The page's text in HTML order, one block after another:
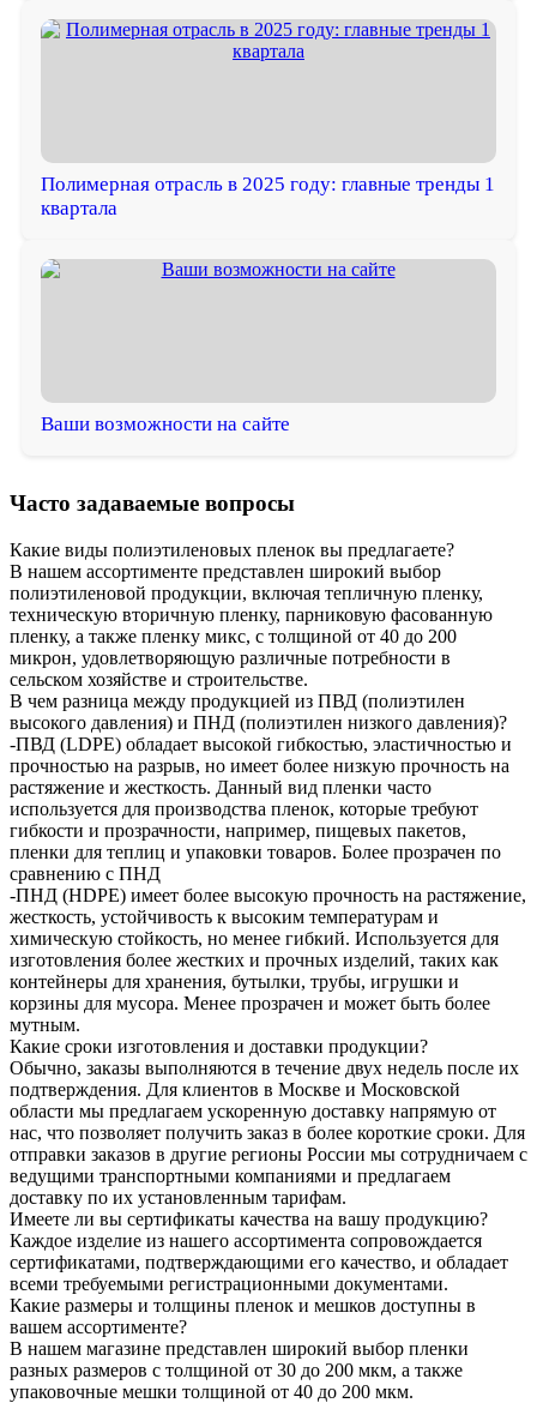
Полимерная отрасль в 2025 году: главные тренды 1
квартала
Ваши возможности на сайте
Часто задаваемые вопросы
Какие виды полиэтиленовых пленок вы предлагаете?
В нашем ассортименте представлен широкий выбор
полиэтиленовой продукции, включая тепличную пленку,
техническую вторичную пленку, парниковую фасованную
пленку, а также пленку микс, с толщиной от 40 до 200
микрон, удовлетворяющую различные потребности в
сельском хозяйстве и строительстве.
В чем разница между продукцией из ПВД (полиэтилен
высокого давления) и ПНД (полиэтилен низкого давления)?
-ПВД (LDPE) обладает высокой гибкостью, эластичностью и
прочностью на разрыв, но имеет более низкую прочность на
растяжение и жесткость. Данный вид пленки часто
используется для производства пленок, которые требуют
гибкости и прозрачности, например, пищевых пакетов,
пленки для теплиц и упаковки товаров. Более прозрачен по
сравнению с ПНД
-ПНД (HDPE) имеет более высокую прочность на растяжение,
жесткость, устойчивость к высоким температурам и
химическую стойкость, но менее гибкий. Используется для
изготовления более жестких и прочных изделий, таких как
контейнеры для хранения, бутылки, трубы, игрушки и
корзины для мусора. Менее прозрачен и может быть более
мутным.
Какие сроки изготовления и доставки продукции?
Обычно, заказы выполняются в течение двух недель после их
подтверждения. Для клиентов в Москве и Московской
области мы предлагаем ускоренную доставку напрямую от
нас, что позволяет получить заказ в более короткие сроки. Для
отправки заказов в другие регионы России мы сотрудничаем с
ведущими транспортными компаниями и предлагаем
доставку по их установленным тарифам.
Имеете ли вы сертификаты качества на вашу продукцию?
Каждое изделие из нашего ассортимента сопровождается
сертификатами, подтверждающими его качество, и обладает
всеми требуемыми регистрационными документами.
Какие размеры и толщины пленок и мешков доступны в
вашем ассортименте?
В нашем магазине представлен широкий выбор пленки
разных размеров с толщиной от 30 до 200 мкм, а также
упаковочные мешки толщиной от 40 до 200 мкм.